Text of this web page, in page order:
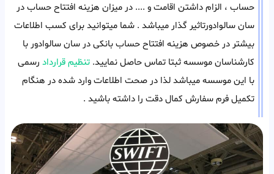
حساب ، الزام داشتن اقامت و .... در میزان هزینه افتتاح حساب در
سان سالوادورتاثیر گذار میباشد . شما میتوانید برای کسب اطلاعات
بیشتر در خصوص هزینه افتتاح حساب بانکی در سان سالوادور با
کارشناسان موسسه ثبتا تماس حاصل نمایید. تنظیم قرارداد رسمی
با این موسسه میباشد لذا در صحت اطلاعات وارد شده در هنگام
تکمیل فرم سفارش کمال دقت را داشته باشید .